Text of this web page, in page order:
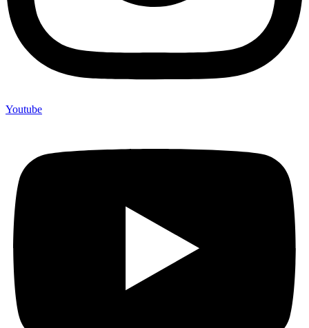
Youtube